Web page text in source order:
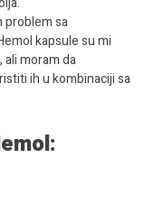
problem sa
kapsule su mi
moram da
ih u kombinaciji sa